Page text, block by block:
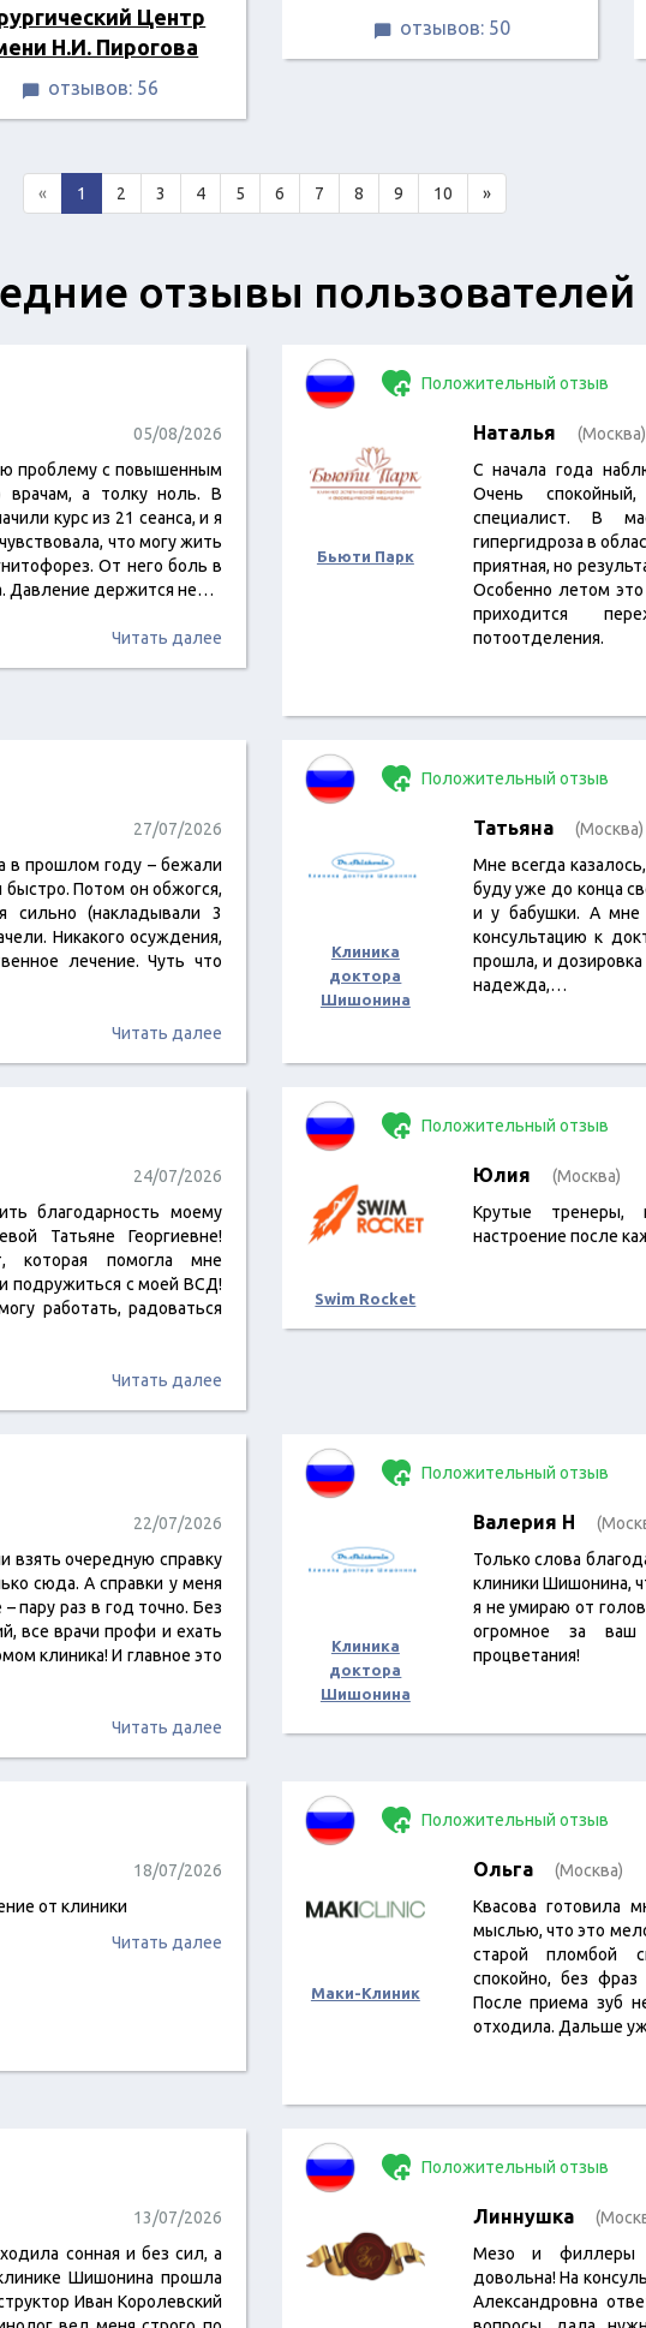
Центр
Н.И. Пирогова
 отзывов: 56
 отзывов: 50
« 1 2 3 4 5 6 7 8 9 10 »
отзывы пользователей
05/08/2026
проблему с повышенным
врачам, а толку ноль. В
курс из 21 сеанса, и я
что могу жить
От него боль в
Давление держится не…
Читать далее
Положительный отзыв
Бьюти Парк
Наталья (Москва)
С начала года
Очень
специалист. В
гипергидроза в
приятная, но
Особенно летом
приходится
потоотделения.
27/07/2026
в прошлом году – бежали
быстро. Потом он обжогся,
сильно (накладывали 3
Никакого осуждения,
лечение. Чуть что
Читать далее
Положительный отзыв
Клиника
доктора
Шишонина
Татьяна (Москва)
Мне всегда
буду уже до конца
и у бабушки. А мне
консультацию к
прошла, и
надежда,…
24/07/2026
благодарность моему
Татьяне Георгиевне!
которая помогла мне
подружиться с моей ВСД!
работать, радоваться
Читать далее
Положительный отзыв
Swim Rocket
Юлия (Москва)
Крутые тренеры,
настроение после
22/07/2026
взять очередную справку
сюда. А справки у меня
пару раз в год точно. Без
все врачи профи и ехать
клиника! И главное это
Читать далее
Положительный отзыв
Клиника
доктора
Шишонина
Валерия Н
Только слова
клиники Шишонина,
я не умираю от
огромное за
процветания!
18/07/2026
от клиники
Читать далее
Положительный отзыв
Маки-Клиник
Ольга (Москва)
Квасова готовила
мыслью, что это
старой пломбой
спокойно, без
После приема зуб
отходила. Дальше
13/07/2026
сонная и без сил, а
Шишонина прошла
Иван Королевский
Положительный отзыв
Линнушка
Мезо и филлеры
довольна! На
Александровна